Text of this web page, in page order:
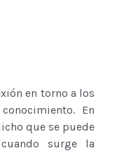
en torno a los
En
que se puede
surge la